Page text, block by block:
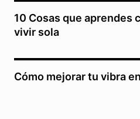
10 Cosas que aprendes
vivir sola
Cómo mejorar tu vibra